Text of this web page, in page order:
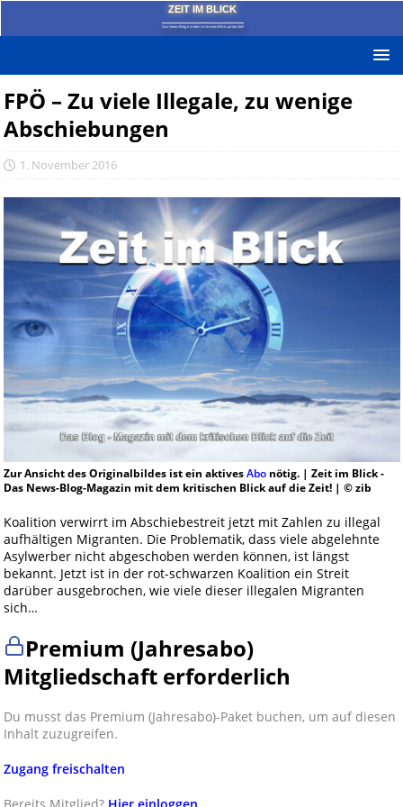
ZEIT IM BLICK
Das News-Blog mit dem kritischen Blick auf die Zeit!
FPÖ – Zu viele Illegale, zu wenige
Abschiebungen
1. November 2016
Zur Ansicht des Originalbildes ist ein aktivesAbonötig. | Zeit im Blick -
Das News-Blog-Magazin mit dem kritischen Blick auf die Zeit! | © zib
Koalition verwirrt im Abschiebestreit jetzt mit Zahlen zu illegal
aufhältigen Migranten. Die Problematik, dass viele abgelehnte
Asylwerber nicht abgeschoben werden können, ist längst
bekannt. Jetzt ist in der rot-schwarzen Koalition ein Streit
darüber ausgebrochen, wie viele dieser illegalen Migranten
sich…
Premium (Jahresabo)
Mitgliedschaft erforderlich
Du musst das Premium (Jahresabo)-Paket buchen, um auf diesen
Inhalt zuzugreifen.
Zugang freischalten